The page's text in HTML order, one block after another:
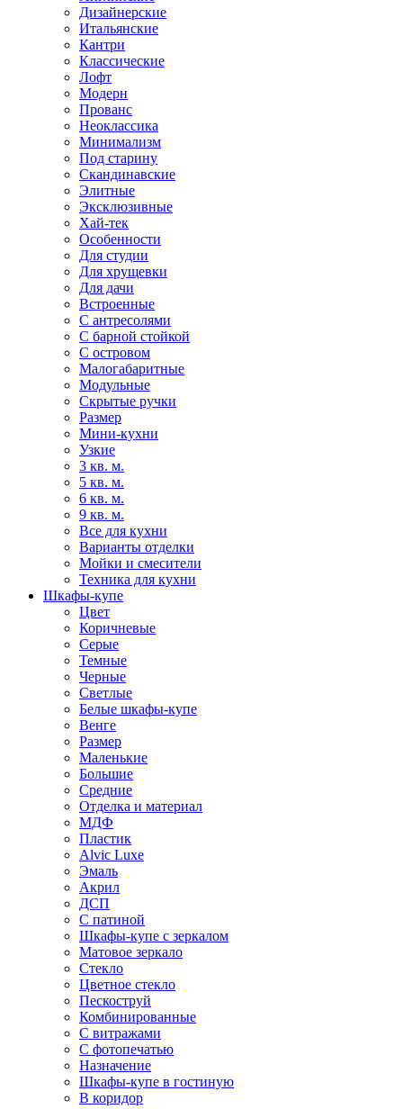
Дизайнерские
Итальянские
Кантри
Классические
Лофт
Модерн
Прованс
Неоклассика
Минимализм
Под старину
Скандинавские
Элитные
Эксклюзивные
Хай-тек
Особенности
Для студии
Для хрущевки
Для дачи
Встроенные
С антресолями
С барной стойкой
С островом
Малогабаритные
Модульные
Скрытые ручки
Размер
Мини-кухни
Узкие
3 кв. м.
5 кв. м.
6 кв. м.
9 кв. м.
Все для кухни
Варианты отделки
Мойки и смесители
Техника для кухни
Шкафы-купе
Цвет
Коричневые
Серые
Темные
Черные
Светлые
Белые шкафы-купе
Венге
Размер
Маленькие
Большие
Средние
Отделка и материал
МДФ
Пластик
Alvic Luxe
Эмаль
Акрил
ДСП
С патиной
Шкафы-купе с зеркалом
Матовое зеркало
Стекло
Цветное стекло
Пескоструй
Комбинированные
С витражами
С фотопечатью
Назначение
Шкафы-купе в гостиную
В коридор